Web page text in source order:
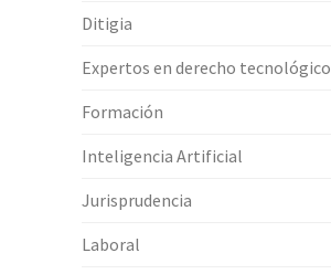
Ditigia
Expertos en derecho tecnológico
Formación
Inteligencia Artificial
Jurisprudencia
Laboral